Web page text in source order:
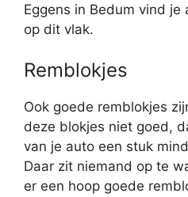
Eggens in Bedum vind
op dit vlak.
Remblokjes
Ook goede remblokjes
deze blokjes niet goed,
van je auto een stuk
Daar zit niemand op te
er een hoop goede